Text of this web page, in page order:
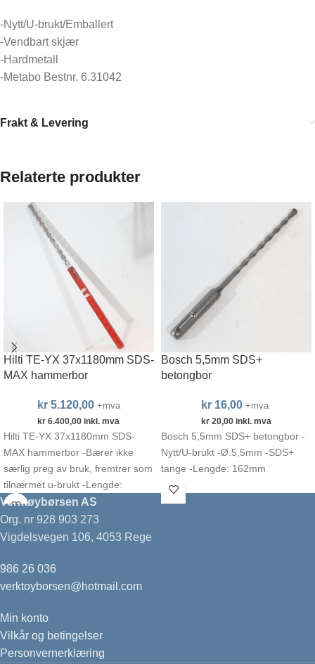
-Nytt/U-brukt/Emballert
-Vendbart skjær
-Hardmetall
-Metabo Bestnr. 6.31042
Frakt & Levering
Relaterte produkter
Hilti TE-YX 37x1180mm SDS-
MAX hammerbor
kr 5.120,00 +mva
kr 6.400,00 inkl. mva
Hilti TE-YX 37x1180mm SDS-
MAX hammerbor -Bærer ikke
særlig preg av bruk, fremtrer som
tilnærmet u-brukt -Lengde:
1180mm (1300mm inkludert
tange)
Bosch 5,5mm SDS+
betongbor
kr 16,00 +mva
kr 20,00 inkl. mva
Bosch 5,5mm SDS+ betongbor -
Nytt/U-brukt -Ø.5,5mm -SDS+
tange -Lengde: 162mm
Verktøybørsen AS
Org. nr 928 903 273
Vigdelsvegen 106, 4053 Rege
986 26 036
verktoyborsen@hotmail.com
Min konto
Vilkår og betingelser
Personvernerklæring